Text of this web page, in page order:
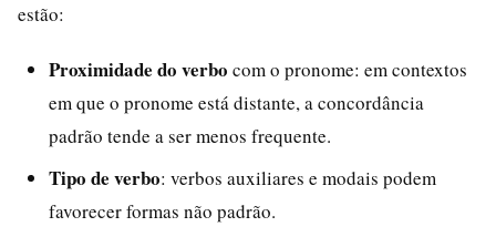
estão:
Proximidade do verbo com o pronome: em contextos
em que o pronome está distante, a concordância
padrão tende a ser menos frequente.
Tipo de verbo: verbos auxiliares e modais podem
favorecer formas não padrão.